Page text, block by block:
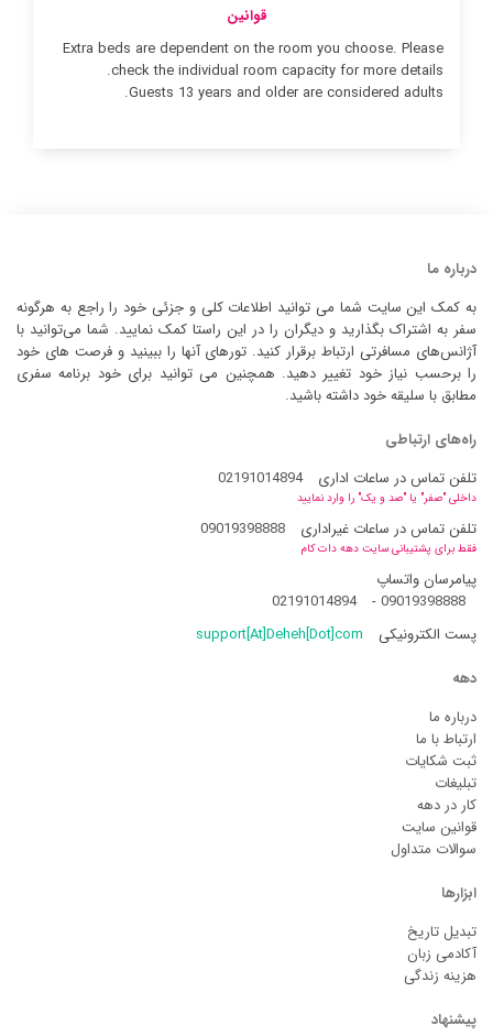
قوانین
Extra beds are dependent on the room you choose. Please
check the individual room capacity for more details.
Guests 13 years and older are considered adults.
درباره ما
به کمک این سایت شما می توانید اطلاعات کلی و جزئی خود را راجع به هرگونه
سفر به اشتراک بگذارید و دیگران را در این راستا کمک نمایید. شما می‌توانید با
آژانس‌های مسافرتی ارتباط برقرار کنید. تورهای آنها را ببینید و فرصت های خود
را برحسب نیاز خود تغییر دهید. همچنین می توانید برای خود برنامه سفری
مطابق با سلیقه خود داشته باشید.
راه‌های ارتباطی
تلفن تماس در ساعات اداری
02191014894
داخلی "صفر" یا "صد و یک" را وارد نمایید
تلفن تماس در ساعات غیراداری 09019398888
فقط برای پشتیبانی سایت دهه دات کام
پیامرسان واتساپ
09019398888
-
02191014894
پست الکترونیکی
support[At]Deheh[Dot]com
دهه
درباره ما
ارتباط با ما
ثبت شکایات
تبلیغات
کار در دهه
قوانین سایت
سوالات متداول
ابزارها
تبدیل تاریخ
آکادمی زبان
هزینه زندگی
پیشنهاد